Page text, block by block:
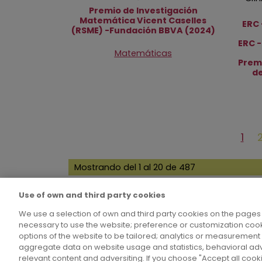
Premio de Investigación
Matemática Vicent Caselles
(RSME) -Fundación BBVA (2024)
Matemáticas
ERC
1
Mostrando del 1 al 20 de 487
Aviso
Use of own and third party cookies
We use a selection of own and third party cookies on the
necessary to use the website; preference or customization
options of the website to be tailored; analytics or
aggregate data on website usage and statistics, behavioral
relevant content and adversiting. If you choose "Accept all